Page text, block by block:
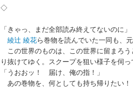
◇
「きゃっ、まだ全部読み終えてないのに」
綾辻 綾花ら巻物を読んでいた一同も、
この世界のものは、この世界に留まろう
り抜けてゆく。スクープを狙い様子を伺っ
「うおおッ！ 届け、俺の指！」
あの巻物を、何としても持ち帰りたい